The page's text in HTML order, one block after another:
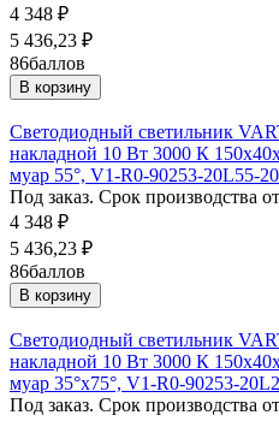
4 348 ₽
5 436,23 ₽
86баллов
В корзину
Светодиодный светильник
накладной 10 Вт 3000 К
муар 55°, V1-R0-90253-20L55-
Под заказ. Срок производства
4 348 ₽
5 436,23 ₽
86баллов
В корзину
Светодиодный светильник
накладной 10 Вт 3000 К
муар 35°x75°, V1-R0-90253-
Под заказ. Срок производства